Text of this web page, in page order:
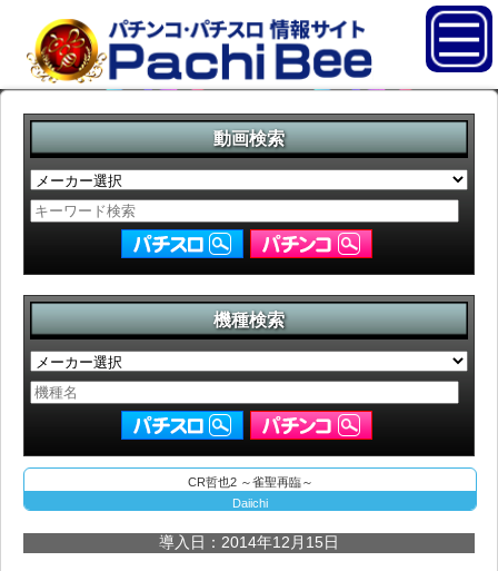
動画検索
機種検索
CR哲也2 ～雀聖再臨～
Daiichi
導入日：2014年12月15日